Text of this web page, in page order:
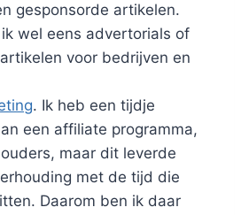
gesponsorde artikelen.
wel eens advertorials of
voor bedrijven en
. Ik heb een tijdje
een affiliate programma,
maar dit leverde
met de tijd die
Daarom ben ik daar